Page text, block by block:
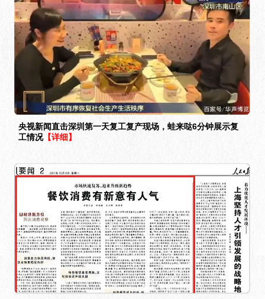
央视新闻直击深圳第一天复工复产现场，蛙来哒6分钟展示复
工情况【详细】